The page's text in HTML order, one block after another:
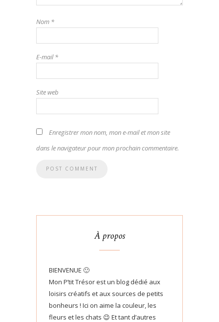
Nom *
E-mail*
Site web
Enregistrer mon nom, mon e-mail et mon site
dans le navigateur pour mon prochain commentaire.
À propos
BIENVENUE 🙂
Mon P’tit Trésor est un blog dédié aux
loisirs créatifs et aux sources de petits
bonheurs ! Ici on aime la couleur, les
fleurs et les chats 😉 Et tant d’autres